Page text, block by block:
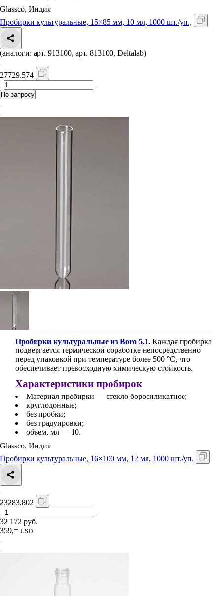
Glassco, Индия
Пробирки культуральные, 15×85 мм, 10 мл, 1000 шт./уп.,
(аналоги: арт. 913100, арт. 813100, Deltalab)
27729.574
По запросу
Пробирки культуральные из Boro 5.1. Каждая пробирка
подвергается термической обработке непосредственно
перед упаковкой при температуре более 500 °C, что
обеспечивает превосходную химическую стойкость.
Характеристики пробирок
Материал пробирки — стекло боросиликатное;
круглодонные;
без пробки;
без градуировки;
объем, мл — 10.
Glassco, Индия
Пробирки культуральные, 16×100 мм, 12 мл, 1000 шт./уп.
23283.802
32 172 руб.
359,= USD